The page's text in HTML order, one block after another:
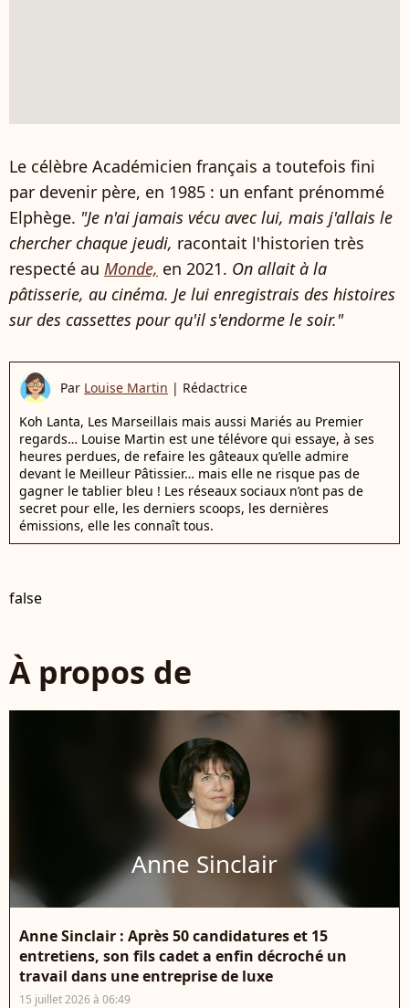
Le célèbre Académicien français a toutefois fini
par devenir père, en 1985 : un enfant prénommé
Elphège. "Je n'ai jamais vécu avec lui, mais j'allais le
chercher chaque jeudi, racontait l'historien très
respecté au Monde, en 2021. On allait à la
pâtisserie, au cinéma. Je lui enregistrais des histoires
sur des cassettes pour qu'il s'endorme le soir."
Par Louise Martin | Rédactrice
Koh Lanta, Les Marseillais mais aussi Mariés au Premier
regards… Louise Martin est une télévore qui essaye, à ses
heures perdues, de refaire les gâteaux qu’elle admire
devant le Meilleur Pâtissier… mais elle ne risque pas de
gagner le tablier bleu ! Les réseaux sociaux n’ont pas de
secret pour elle, les derniers scoops, les dernières
émissions, elle les connaît tous.
false
À propos de
Anne Sinclair
Anne Sinclair : Après 50 candidatures et 15
entretiens, son fils cadet a enfin décroché un
travail dans une entreprise de luxe
15 juillet 2026 à 06:49